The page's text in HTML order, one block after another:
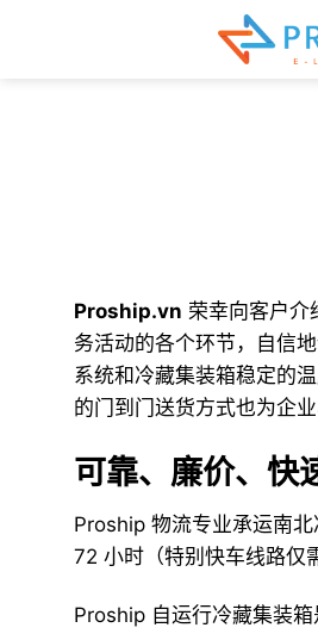
Proship.vn 荣幸向客户介
务活动的各个环节，自信
系统和冷藏集装箱稳定的
的门到门送货方式也为企
可靠、廉价、快
Proship 物流专业承运南
72 小时（特别快车线路仅
Proship 自运行冷藏集装